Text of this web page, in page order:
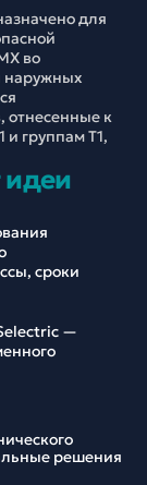
для
во
наружных
отнесенные к
и группам Т1,
идеи
сроки
—
решения